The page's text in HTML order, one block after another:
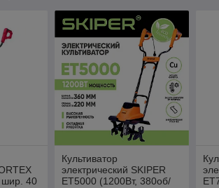
шир. 40
Культиватор
электрический SKIPER
ET5000 (1200Вт, 380об/